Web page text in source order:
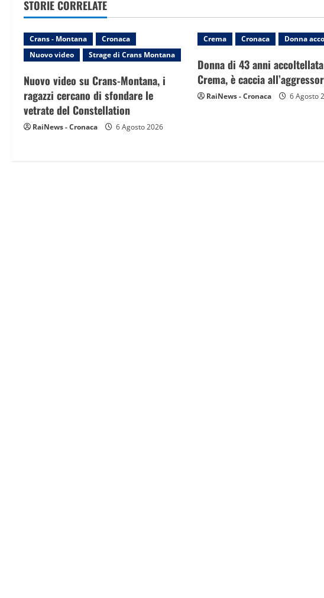
n
a
v
i
g
a
STORIE CORRELATE
Crans - Montana
Cronaca
Nuovo video
Strage di Crans Montana
Nuovo video su Crans-Montana, i
ragazzi cercano di sfondare le
vetrate del Constellation
RaiNews - Cronaca 6 Agosto 2026
Crema Cronaca Donna
Donna di 43 anni
Crema, è caccia
RaiNews - Cronaca 6 Agosto